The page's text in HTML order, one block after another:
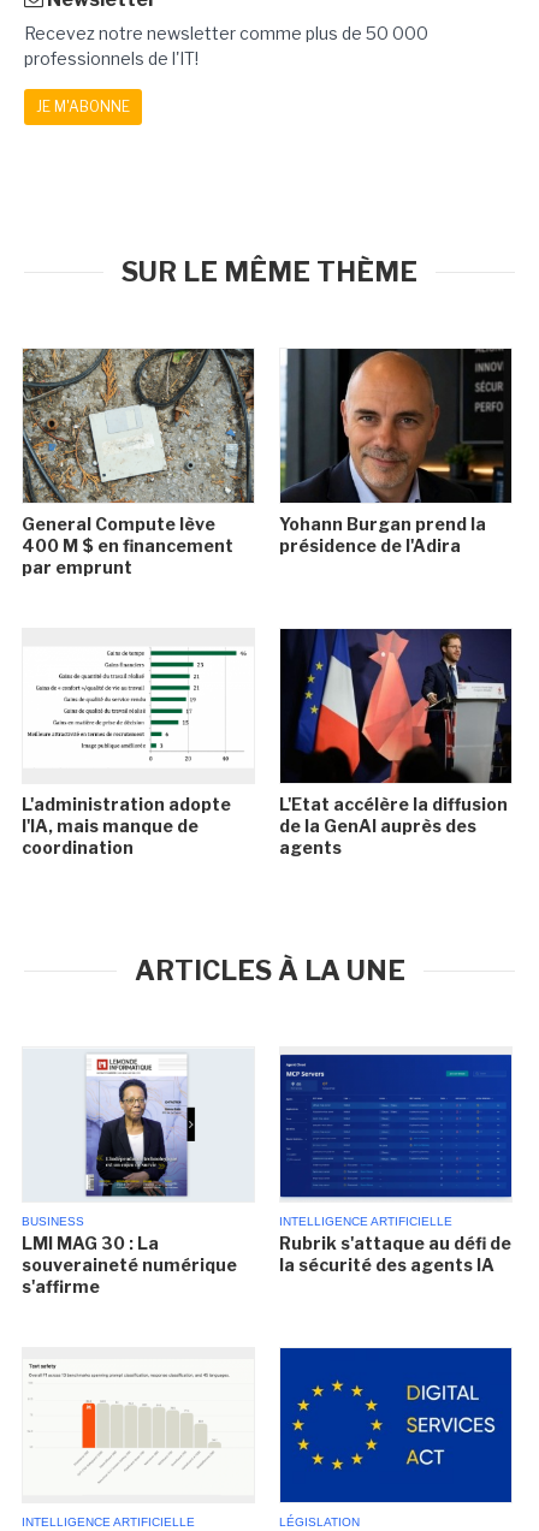
Recevez notre newsletter comme plus de 50 000
professionnels de l'IT!
JE M'ABONNE
SUR LE MÊME THÈME
General Compute lève
400 M $ en financement
par emprunt
Yohann Burgan prend la
présidence de l'Adira
L'administration adopte
l'IA, mais manque de
coordination
L'Etat accélère la diffusion
de la GenAI auprès des
agents
ARTICLES À LA UNE
BUSINESS
LMI MAG 30 : La
souveraineté numérique
s'affirme
INTELLIGENCE ARTIFICIELLE
Rubrik s'attaque au défi de
la sécurité des agents IA
INTELLIGENCE ARTIFICIELLE LÉGISLATION